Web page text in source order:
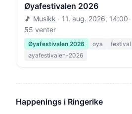
Øyafestivalen 2026
🎵 Musikk · 11. aug. 2026, 14:00
55 venter
Øyafestivalen 2026 oya festival
øyafestivalen-2026
Happenings i Ringerike